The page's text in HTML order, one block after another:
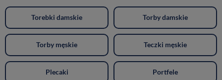
Torebki damskie Torby damskie
Torby męskie Teczki męskie
Plecaki Portfele